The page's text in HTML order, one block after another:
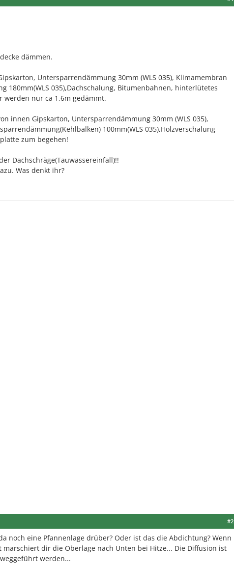
dämmen.
Untersparrendämmung 30mm (WLS 035), Klimamembran
180mm(WLS 035),Dachschalung, Bitumenbahnen, hinterlütetes
werden nur ca 1,6m gedämmt.
innen Gipskarton, Untersparrendämmung 30mm (WLS 035),
100mm(WLS 035),Holzverschalung
zum begehen!
Dachschräge(Tauwassereinfall)!!
Was denkt ihr?
#2
noch eine Pfannenlage drüber? Oder ist das die Abdichtung? Wenn
dir die Oberlage nach Unten bei Hitze... Die Diffusion ist
werden...